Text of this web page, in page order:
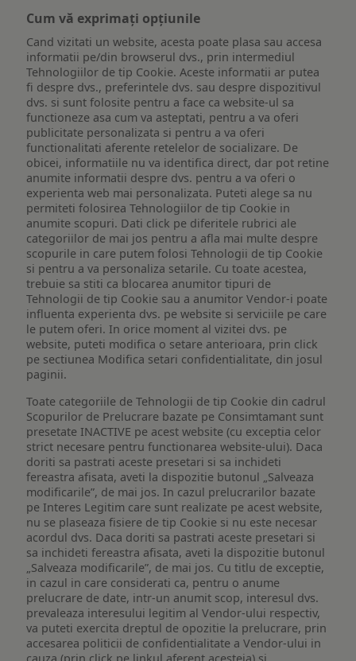
Cum vă exprimați opțiunile
Cand vizitati un website, acesta poate plasa sau accesa
informatii pe/din browserul dvs., prin intermediul
Tehnologiilor de tip Cookie. Aceste informatii ar putea
fi despre dvs., preferintele dvs. sau despre dispozitivul
dvs. si sunt folosite pentru a face ca website-ul sa
functioneze asa cum va asteptati, pentru a va oferi
publicitate personalizata si pentru a va oferi
functionalitati aferente retelelor de socializare. De
obicei, informatiile nu va identifica direct, dar pot retine
anumite informatii despre dvs. pentru a va oferi o
experienta web mai personalizata. Puteti alege sa nu
permiteti folosirea Tehnologiilor de tip Cookie in
anumite scopuri. Dati click pe diferitele rubrici ale
categoriilor de mai jos pentru a afla mai multe despre
scopurile in care putem folosi Tehnologii de tip Cookie
si pentru a va personaliza setarile. Cu toate acestea,
trebuie sa stiti ca blocarea anumitor tipuri de
Tehnologii de tip Cookie sau a anumitor Vendor-i poate
influenta experienta dvs. pe website si serviciile pe care
le putem oferi. In orice moment al vizitei dvs. pe
website, puteti modifica o setare anterioara, prin click
pe sectiunea Modifica setari confidentialitate, din josul
paginii.
Toate categoriile de Tehnologii de tip Cookie din cadrul
Scopurilor de Prelucrare bazate pe Consimtamant sunt
presetate INACTIVE pe acest website (cu exceptia celor
strict necesare pentru functionarea website-ului). Daca
doriti sa pastrati aceste presetari si sa inchideti
fereastra afisata, aveti la dispozitie butonul „Salveaza
modificarile”, de mai jos. In cazul prelucrarilor bazate
pe Interes Legitim care sunt realizate pe acest website,
nu se plaseaza fisiere de tip Cookie si nu este necesar
acordul dvs. Daca doriti sa pastrati aceste presetari si
sa inchideti fereastra afisata, aveti la dispozitie butonul
„Salveaza modificarile”, de mai jos. Cu titlu de exceptie,
in cazul in care considerati ca, pentru o anume
prelucrare de date, intr-un anumit scop, interesul dvs.
prevaleaza interesului legitim al Vendor-ului respectiv,
va puteti exercita dreptul de opozitie la prelucrare, prin
accesarea politicii de confidentialitate a Vendor-ului in
cauza (prin click pe linkul aferent acesteia) si